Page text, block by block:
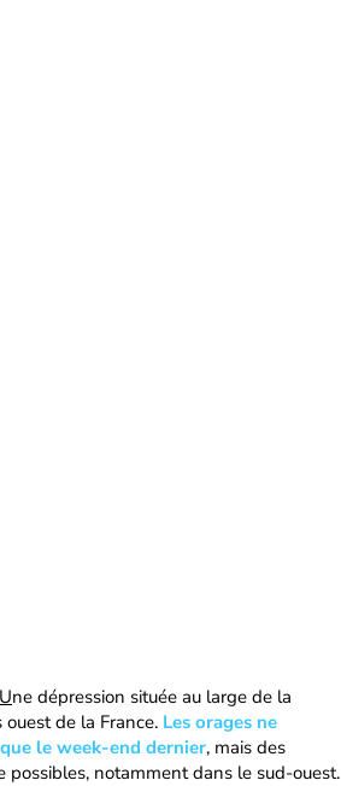
Une dépression située au large de la
de la France. Les orages ne
le week-end dernier, mais des
notamment dans le sud-ouest.